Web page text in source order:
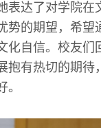
表达了对学院在
势的期望，希望
化自信。校友们
抱有热切的期待